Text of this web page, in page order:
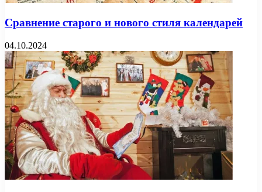
Сравнение старого и нового стиля календарей
04.10.2024